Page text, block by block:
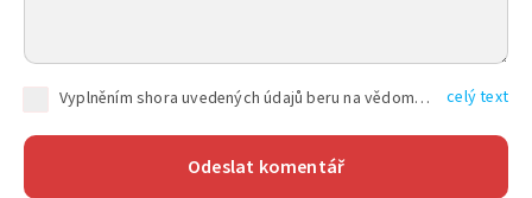
Vyplněním shora uvedených údajů beru na vědomí, že společnost TEXT FACTORY s.r.o., sídlem Brno, Durďákova 336/29, Černá Pole, PSČ: 613 00, IČ: 06157831, zapsané u Krajského soudu v Brně, oddíl C, vložka 100399, bude zpracovávat mé osobní údaje uvedené v rámci mnou vyplněného registračního formuláře na základě oprávněných zájmů TEXT FACTORY s.r.o. dle čl. 6 odst. 1 písm. f) GDPR a pro splnění právních povinností (čl. 6 odst. 1 písm. c) GDPR), a to pro tyto účely: nezbytnost zajistit oprávnění návštěvníka webových stránek provozovaných společností TEXT FACTORY s.r.o. přispívat aktivně ke zveřejněným článkům nebo v rámci diskusních fór a výkon práv TEXT FACTORY s.r.o. jako administrátora těchto diskusních fór. Více informací o zpracování osobních údajů a právech lze nalézt v celý text